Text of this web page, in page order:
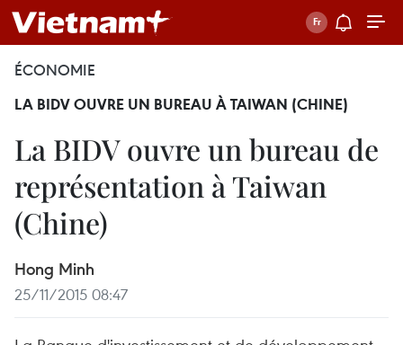
ÉCONOMIE
LA BIDV OUVRE UN BUREAU À TAIWAN (CHINE)
La BIDV ouvre un bureau de
représentation à Taiwan
(Chine)
Hong Minh
25/11/2015 08:47